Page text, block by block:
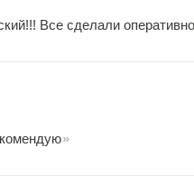
Все сделали